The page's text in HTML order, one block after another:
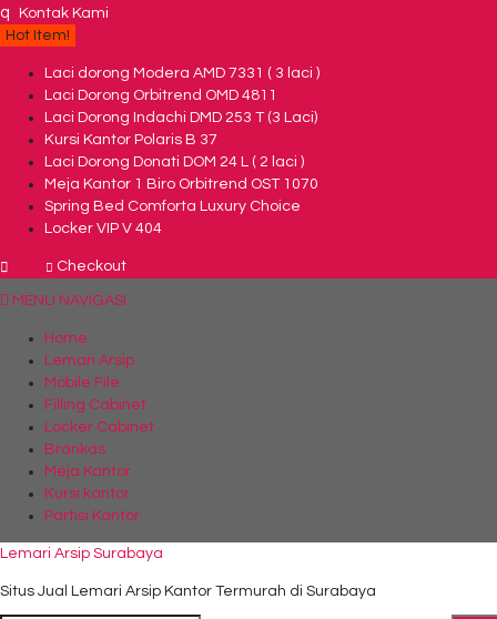
q
Kontak Kami
Hot Item!
Laci dorong Modera AMD 7331 ( 3 laci )
Laci Dorong Orbitrend OMD 4811
Laci Dorong Indachi DMD 253 T (3 Laci)
Kursi Kantor Polaris B 37
Laci Dorong Donati DOM 24 L ( 2 laci )
Meja Kantor 1 Biro Orbitrend OST 1070
Spring Bed Comforta Luxury Choice
Locker VIP V 404
Checkout
MENU NAVIGASI
Home
Lemari Arsip
Mobile File
Filling Cabinet
Locker Cabinet
Brankas
Meja Kantor
Kursi kantor
Partisi Kantor
Lemari Arsip Surabaya
Situs Jual Lemari Arsip Kantor Termurah di Surabaya